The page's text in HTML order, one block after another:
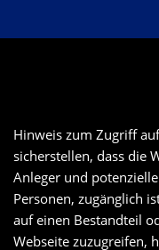
Hinweis zum Zugriff
sicherstellen, dass die
Anleger und
Personen, zugänglich
auf einen Bestandteil
Webseite zuzugreifen,